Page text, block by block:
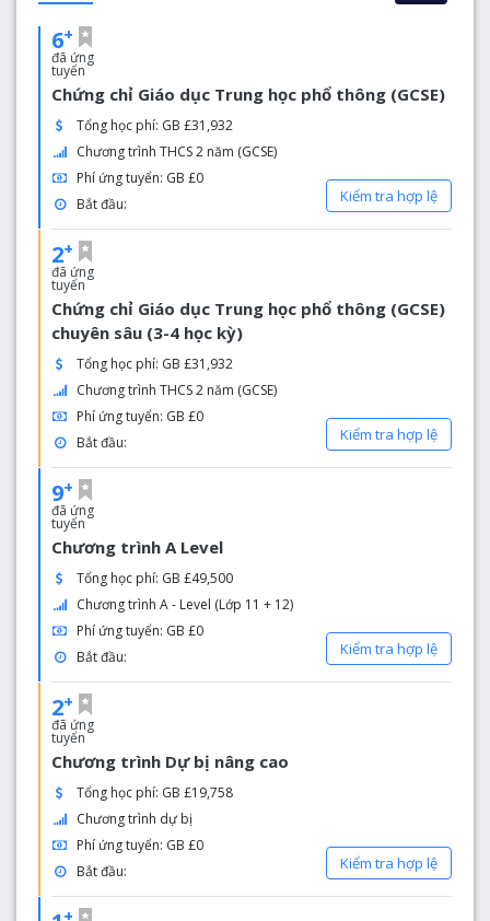
6+
đã ứng
tuyển
Chứng chỉ Giáo dục Trung học phổ thông (GCSE)
Tổng học phí: GB £31,932
Chương trình THCS 2 năm (GCSE)
Phí ứng tuyển: GB £0
Bắt đầu:
Kiểm tra hợp lệ
2+
đã ứng
tuyển
Chứng chỉ Giáo dục Trung học phổ thông (GCSE)
chuyên sâu (3-4 học kỳ)
Tổng học phí: GB £31,932
Chương trình THCS 2 năm (GCSE)
Phí ứng tuyển: GB £0
Bắt đầu:
Kiểm tra hợp lệ
9+
đã ứng
tuyển
Chương trình A Level
Tổng học phí: GB £49,500
Chương trình A - Level (Lớp 11 + 12)
Phí ứng tuyển: GB £0
Bắt đầu:
Kiểm tra hợp lệ
2+
đã ứng
tuyển
Chương trình Dự bị nâng cao
Tổng học phí: GB £19,758
Chương trình dự bị
Phí ứng tuyển: GB £0
Bắt đầu:
Kiểm tra hợp lệ
+